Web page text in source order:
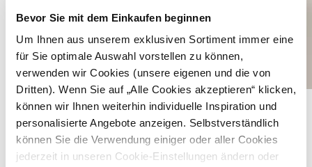
Bevor Sie mit dem Einkaufen beginnen
Um Ihnen aus unserem exklusiven Sortiment immer eine
für Sie optimale Auswahl vorstellen zu können,
verwenden wir Cookies (unsere eigenen und die von
Dritten). Wenn Sie auf „Alle Cookies akzeptieren“ klicken,
können wir Ihnen weiterhin individuelle Inspiration und
personalisierte Angebote anzeigen. Selbstverständlich
können Sie die Verwendung einiger oder aller Cookies
jederzeit in unseren Cookie-Einstellungen ändern oder
Graue Hose K35311_8500 - BRUNO GRAU
ÄHNLICHE STYLES